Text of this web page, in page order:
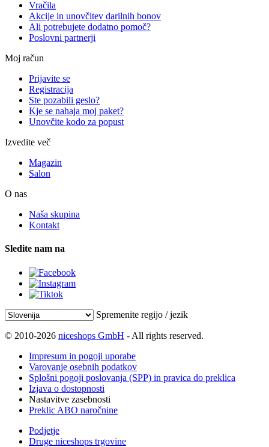
Vračila
Akcije in unovčitev darilnih bonov
Ali potrebujete dodatno pomoč?
Poslovni partnerji
Moj račun
Prijavite se
Registracija
Ste pozabili geslo?
Kje se nahaja moj paket?
Unovčite kodo za popust
Izvedite več
Magazin
Salon
O nas
Naša skupina
Kontakt
Sledite nam na
Spremenite regijo / jezik
© 2010-2026 niceshops GmbH - All rights reserved.
Impresum in pogoji uporabe
Varovanje osebnih podatkov
Splošni pogoji poslovanja (SPP) in pravica do preklica
Izjava o dostopnosti
Nastavitve zasebnosti
Preklic ABO naročnine
Podjetje
Druge niceshops trgovine